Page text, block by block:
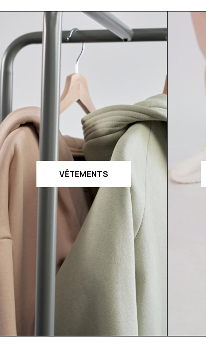
VÊTEMENTS